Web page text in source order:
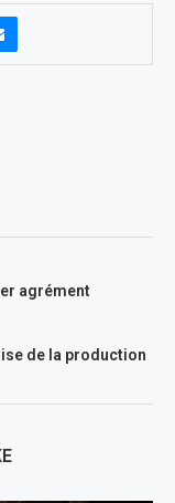
agrément
de la production